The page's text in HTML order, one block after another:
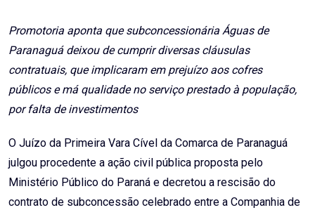
Email
Promotoria aponta que subconcessionária Águas de
Paranaguá deixou de cumprir diversas cláusulas
contratuais, que implicaram em prejuízo aos cofres
públicos e má qualidade no serviço prestado à população,
por falta de investimentos
O Juízo da Primeira Vara Cível da Comarca de Paranaguá
julgou procedente a ação civil pública proposta pelo
Ministério Público do Paraná e decretou a rescisão do
contrato de subconcessão celebrado entre a Companhia de